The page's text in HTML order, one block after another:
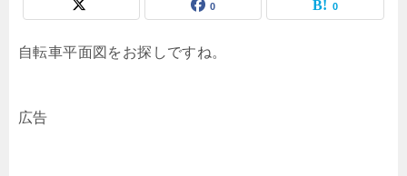
0 0
自転車平面図をお探しですね。
広告